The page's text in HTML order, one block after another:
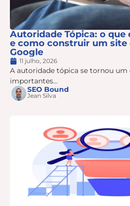
Autoridade Tópica: o que
e como construir um site
Google
11 julho, 2026
A autoridade tópica se tornou um
importantes...
SEO Bound
Jean Silva